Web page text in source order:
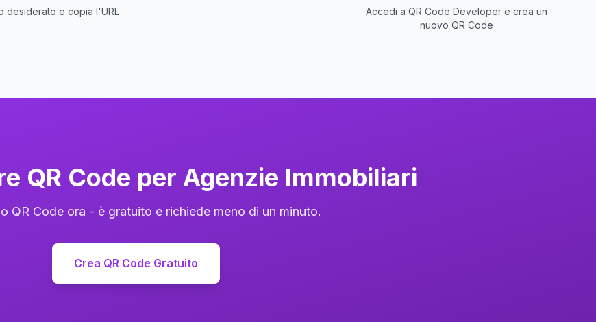
desiderato e copia l'URL
Accedi a QR Code Developer e crea un
nuovo QR Code
QR Code per Agenzie Immobiliari
QR Code ora - è gratuito e richiede meno di un minuto.
Crea QR Code Gratuito